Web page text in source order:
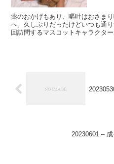
薬のおかげもあり、嘔吐はおさま
へ。久しぶりだったけどいつも通
回訪問するマスコットキャラクタ
20230601 –